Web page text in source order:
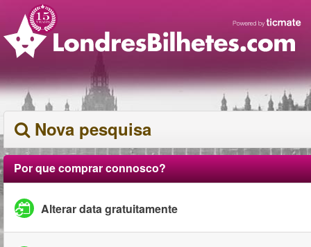
Nova pesquisa
Por que comprar connosco?
Alterar data gratuitamente